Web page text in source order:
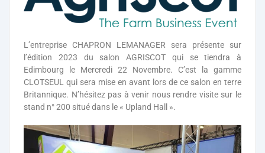
L’entreprise CHAPRON LEMANAGER sera présente sur
l’édition 2023 du salon AGRISCOT qui se tiendra à
Edimbourg le Mercredi 22 Novembre. C’est la gamme
CLOTSEUL qui sera mise en avant lors de ce salon en terre
Britannique. N’hésitez pas à venir nous rendre visite sur le
stand n° 200 situé dans le « Upland Hall ».